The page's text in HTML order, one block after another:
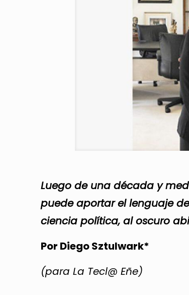
Luego de una década y
puede aportar el lenguaje
ciencia política, al oscuro
Por Diego Sztulwark*
(para La Tecl@ Eñe)